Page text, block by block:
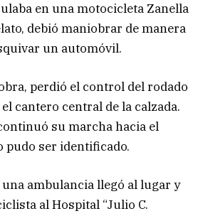
en una motocicleta Zanella
debió maniobrar de manera
un automóvil.
perdió el control del rodado
cantero central de la calzada.
su marcha hacia el
pudo ser identificado.
ambulancia llegó al lugar y
al Hospital “Julio C.